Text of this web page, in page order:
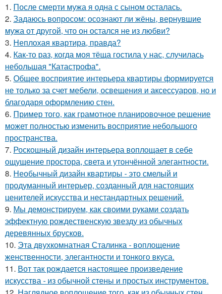
1. После смерти мужа я одна с сыном осталась.
2. Задаюсь вопросом: осознают ли жёны, вернувшие
мужа от другой, что он остался не из любви?
3. Неплохая квартира, правда?
4. Как-то раз, когда моя тёща гостила у нас, случилась
небольшая "Катастрофа".
5. Общее восприятие интерьера квартиры формируется
не только за счет мебели, освещения и аксессуаров, но и
благодаря оформлению стен.
6. Пример того, как грамотное планировочное решение
может полностью изменить восприятие небольшого
пространства.
7. Роскошный дизайн интерьера воплощает в себе
ощущение простора, света и утончённой элегантности.
8. Необычный дизайн квартиры - это смелый и
продуманный интерьер, созданный для настоящих
ценителей искусства и нестандартных решений.
9. Мы демонстрируем, как своими руками создать
эффектную рождественскую звезду из обычных
деревянных брусков.
10. Эта двухкомнатная Сталинка - воплощение
женственности, элегантности и тонкого вкуса.
11. Вот так рождается настоящее произведение
искусства - из обычной стены и простых инструментов.